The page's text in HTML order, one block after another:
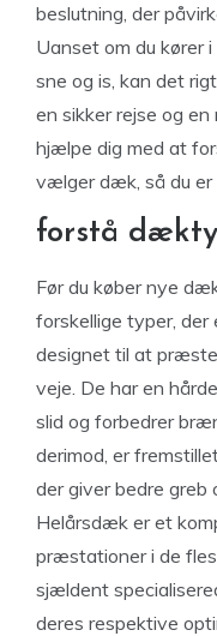
beslutning, der
Uanset om du kører
sne og is, kan det
en sikker rejse og
hjælpe dig med at
vælger dæk, så du
forstå
Før du køber nye
forskellige typer,
designet til at
veje. De har en
slid og forbedrer
derimod, er
der giver bedre
Helårsdæk er et
præstationer i de
sjældent
deres respektive